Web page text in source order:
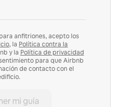
anfitriones, acepto los
, la Política contra la
y la Política de privacidad
para que Airbnb
de contacto con el
mi guía